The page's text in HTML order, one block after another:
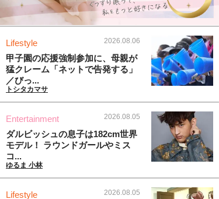
Lifestyle 2026.08.06
甲子園の応援強制参加に、母親が
猛クレーム「ネットで告発する」
／びっ...
トシタカマサ
Entertainment 2026.08.05
ダルビッシュの息子は182cm世界
モデル！ ラウンドガールやミス
コ...
ゆるま 小林
Lifestyle 2026.08.05